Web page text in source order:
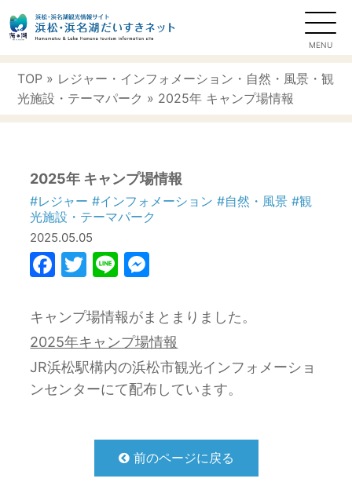
TOP » レジャー ・ インフォメーション ・ 自然・風景 ・観
光施設・テーマパーク » 2025年 キャンプ場情報
2025年 キャンプ場情報
#レジャー #インフォメーション #自然・風景 #観
光施設・テーマパーク
2025.05.05
Facebook
Twitter
Line
キャンプ場情報がまとまりました。
2025年キャンプ場情報
JR浜松駅構内の浜松市観光インフォメーショ
ンセンターにて配布しています。
前のページに戻る